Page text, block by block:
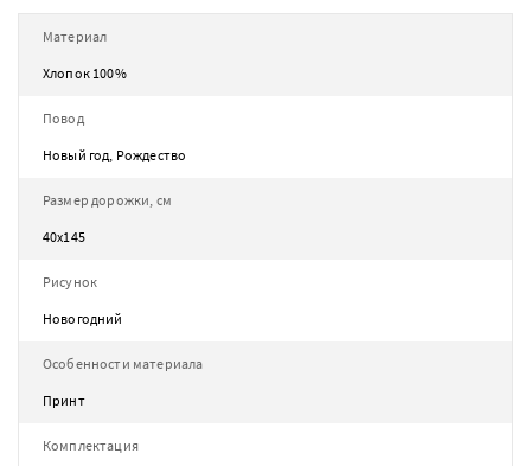
Материал
Хлопок 100%
Повод
Новый год, Рождество
Размер дорожки, см
40х145
Рисунок
Новогодний
Особенности материала
Принт
Комплектация